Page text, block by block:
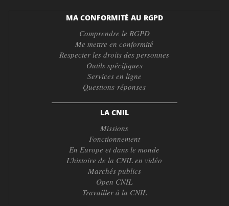
MA CONFORMITÉ AU RGPD
Comprendre le RGPD
Me mettre en conformité
Respecter les droits des personnes
Outils spécifiques
Services en ligne
Questions-réponses
LA CNIL
Missions
Fonctionnement
En Europe et dans le monde
L'histoire de la CNIL en vidéo
Marchés publics
Open CNIL
Travailler à la CNIL